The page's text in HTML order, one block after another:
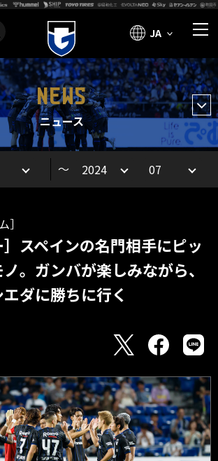
JA
NEWS
ニュース
～
］
］スペインの名門相手にピッ
。ガンバが楽しみながら、
ダに勝ちに行く